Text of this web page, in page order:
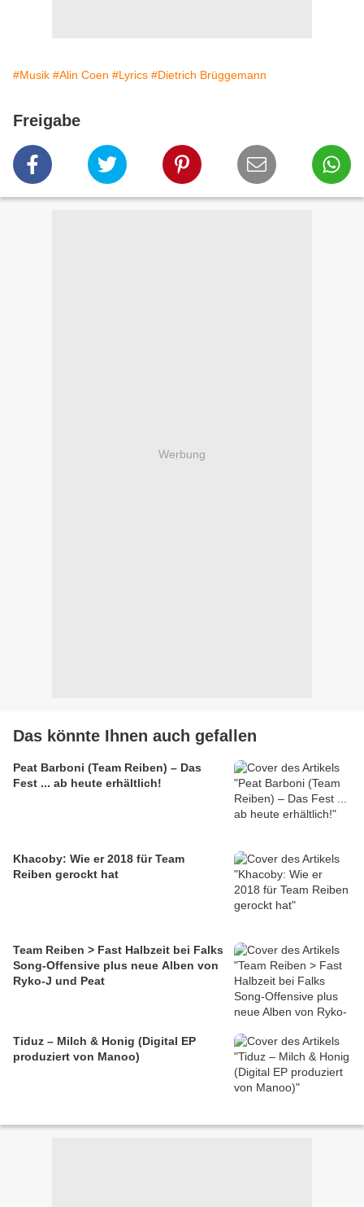
#Musik #Alin Coen #Lyrics #Dietrich Brüggemann
Freigabe
Werbung
Das könnte Ihnen auch gefallen
Peat Barboni (Team Reiben) – Das
Fest ... ab heute erhältlich!
Khacoby: Wie er 2018 für Team
Reiben gerockt hat
Team Reiben > Fast Halbzeit bei Falks
Song-Offensive plus neue Alben von
Ryko-J und Peat
Tiduz – Milch & Honig (Digital EP
produziert von Manoo)